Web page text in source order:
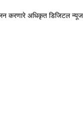
करणारे अधिकृत डिजिटल न्यूज